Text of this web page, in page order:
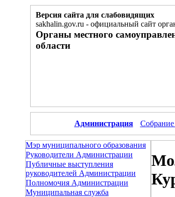
Версия сайта для слабовидящих
sakhalin.gov.ru - официальный сайт
Органы местного
области
Администрация Собрание
Мэр муниципального образования
Руководители Администрации
Публичные выступления
руководителей Администрации
Полномочия Администрации
Муниципальная служба